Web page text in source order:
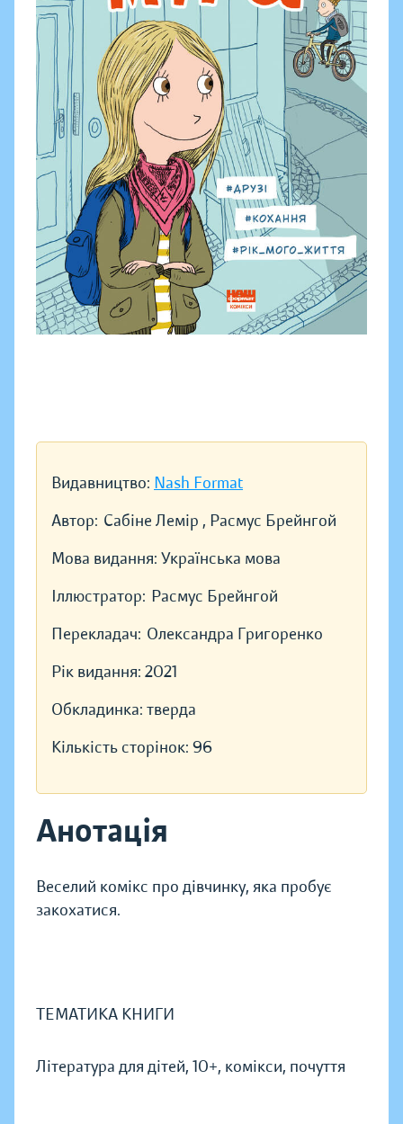
Видавництво: Nash Format
Автор: Сабіне Лемір , Расмус Брейнгой
Мова видання: Українська мова
Іллюстратор: Расмус Брейнгой
Перекладач: Олександра Григоренко
Рік видання: 2021
Обкладинка: тверда
Кількість сторінок: 96
Анотація
Веселий комікс про дівчинку, яка пробує
закохатися.
ТЕМАТИКА КНИГИ
Література для дітей, 10+, комікси, почуття